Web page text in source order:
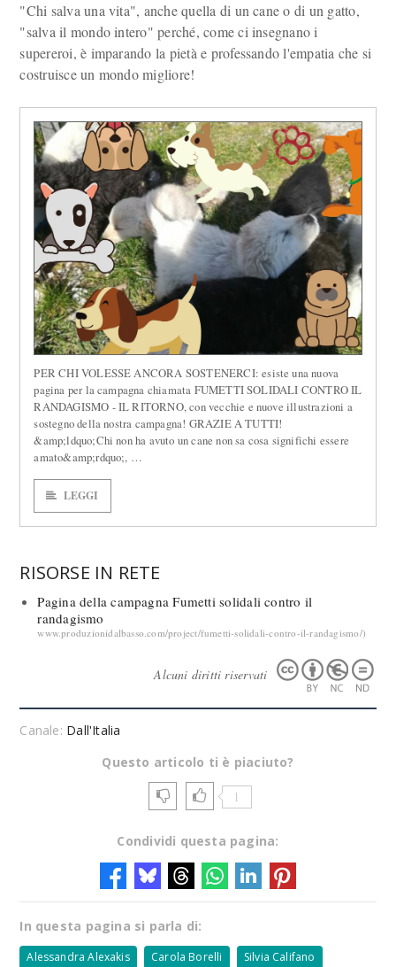
"Chi salva una vita", anche quella di un cane o di un gatto,
"salva il mondo intero" perché, come ci insegnano i
supereroi, è imparando la pietà e professando l'empatia che si
costruisce un mondo migliore!
Fumetti solidali contro il randagismo
PRODUZIONI DAL BASSO
PER CHI VOLESSE ANCORA SOSTENERCI: esiste una nuova
pagina per la campagna chiamata FUMETTI SOLIDALI CONTRO IL
RANDAGISMO - IL RITORNO, con vecchie e nuove illustrazioni a
sostegno della nostra campagna! GRAZIE A TUTTI!
&amp;ldquo;Chi non ha avuto un cane non sa cosa significhi essere
amato&amp;rdquo;, …
LEGGI
RISORSE IN RETE
Pagina della campagna Fumetti solidali contro il
randagismo
www.produzionidalbasso.com/project/fumetti-solidali-contro-il-randagismo/)
Alcuni diritti riservati
Canale: Dall'Italia
Questo articolo ti è piaciuto?
1
Condividi questa pagina:
In questa pagina si parla di:
Alessandra Alexakis Carola Borelli Silvia Califano